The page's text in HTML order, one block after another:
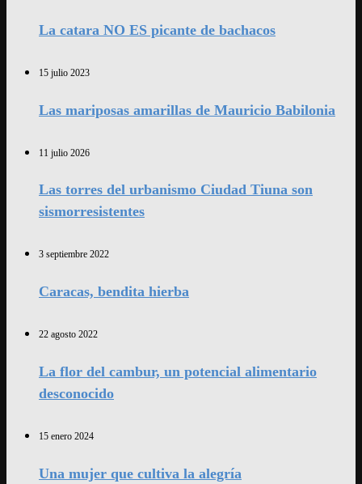
La catara NO ES picante de bachacos
15 julio 2023
Las mariposas amarillas de Mauricio Babilonia
11 julio 2026
Las torres del urbanismo Ciudad Tiuna son
sismorresistentes
3 septiembre 2022
Caracas, bendita hierba
22 agosto 2022
La flor del cambur, un potencial alimentario
desconocido
15 enero 2024
Una mujer que cultiva la alegría